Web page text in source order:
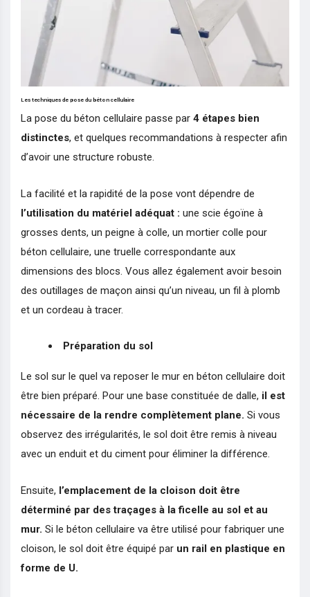
Les techniques de pose du béton cellulaire
La pose du béton cellulaire passe par 4 étapes bien
distinctes, et quelques recommandations à respecter afin
d’avoir une structure robuste.
La facilité et la rapidité de la pose vont dépendre de
l’utilisation du matériel adéquat : une scie égoïne à
grosses dents, un peigne à colle, un mortier colle pour
béton cellulaire, une truelle correspondante aux
dimensions des blocs. Vous allez également avoir besoin
des outillages de maçon ainsi qu’un niveau, un fil à plomb
et un cordeau à tracer.
Préparation du sol
Le sol sur le quel va reposer le mur en béton cellulaire doit
être bien préparé. Pour une base constituée de dalle, il est
nécessaire de la rendre complètement plane. Si vous
observez des irrégularités, le sol doit être remis à niveau
avec un enduit et du ciment pour éliminer la différence.
Ensuite, l’emplacement de la cloison doit être
déterminé par des traçages à la ficelle au sol et au
mur. Si le béton cellulaire va être utilisé pour fabriquer une
cloison, le sol doit être équipé par un rail en plastique en
forme de U.